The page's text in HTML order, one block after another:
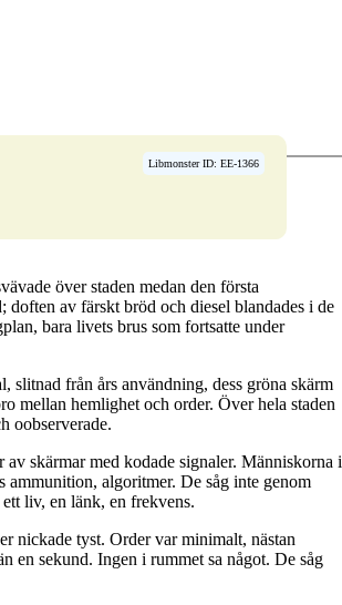
Libmonster ID: EE-1366
över staden medan den första
doften av färskt bröd och diesel blandades i de
bara livets brus som fortsatte under
slitnad från års användning, dess gröna skärm
mellan hemlighet och order. Över hela staden
oobserverade.
skärmar med kodade signaler. Människorna i
ammunition, algoritmer. De såg inte genom
liv, en länk, en frekvens.
nickade tyst. Order var minimalt, nästan
en sekund. Ingen i rummet sa något. De såg